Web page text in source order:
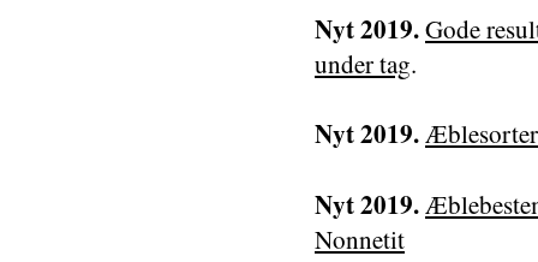
Nyt 2019.Gode
under tag.
Nyt 2019.
Nyt 2019.
Nonnetit